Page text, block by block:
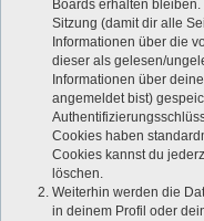
Boards erhalten
Sitzung (damit dir alle
Informationen über die
dieser als gelesen/
Informationen über
angemeldet bist)
Cookies haben
Cookies kannst du
löschen.
Weiterhin werden die
in deinem Profil oder